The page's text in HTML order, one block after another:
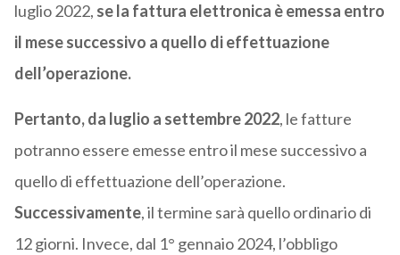
luglio 2022, se la fattura elettronica è emessa entro
il mese successivo a quello di effettuazione
dell’operazione.
Pertanto, da luglio a settembre 2022, le fatture
potranno essere emesse entro il mese successivo a
quello di effettuazione dell’operazione.
Successivamente, il termine sarà quello ordinario di
12 giorni. Invece, dal 1° gennaio 2024, l’obbligo